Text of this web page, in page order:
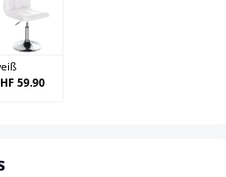
weiß
59.90